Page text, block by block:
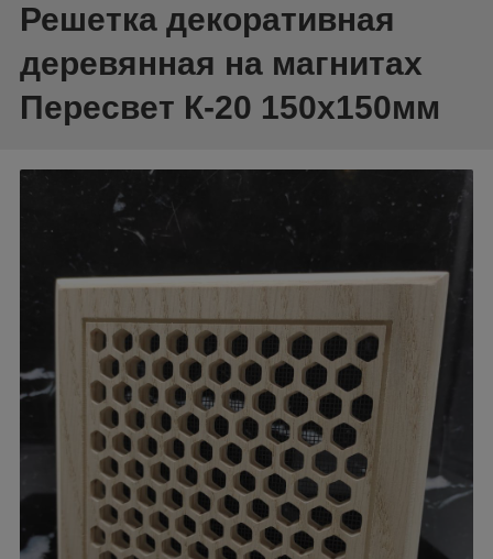
Решетка декоративная
деревянная на магнитах
Пересвет К-20 150х150мм